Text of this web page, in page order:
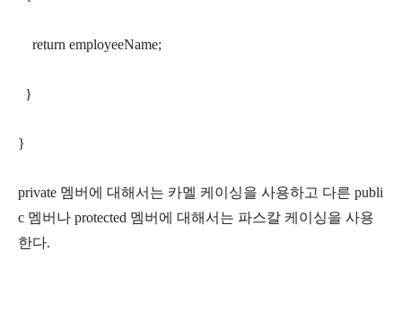
return employeeName;
}
}
private 멤버에 대해서는 카멜 케이싱을 사용하고 다른 publi
c 멤버나 protected 멤버에 대해서는 파스칼 케이싱을 사용
한다.